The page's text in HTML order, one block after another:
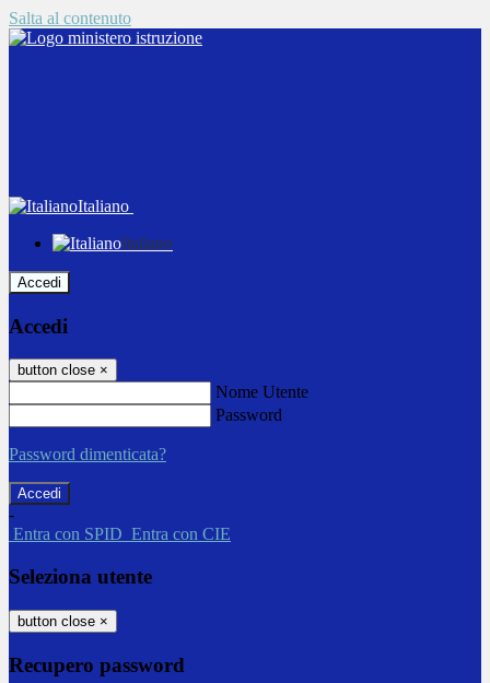
Salta al contenuto
Italiano
Italiano
Accedi
Accedi
button close ×
Nome Utente
Password
Password dimenticata?
-
Entra con SPID Entra con CIE
Seleziona utente
button close ×
Recupero password